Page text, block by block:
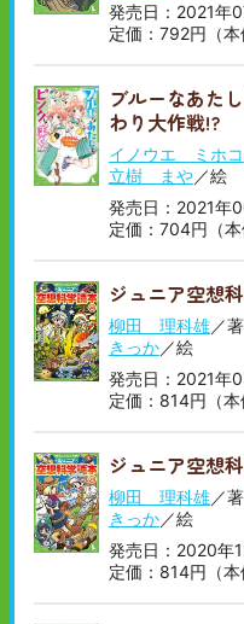
発売日：2021年
定価：792円（本
ブルーなあた
わり大作戦!?
イノウエ ミホコ
立樹 まや／絵
発売日：2021年
定価：704円（本
ジュニア空想
柳田 理科雄／
きっか／絵
発売日：2021年
定価：814円（本
ジュニア空想
柳田 理科雄／
きっか／絵
発売日：2020年
定価：814円（本